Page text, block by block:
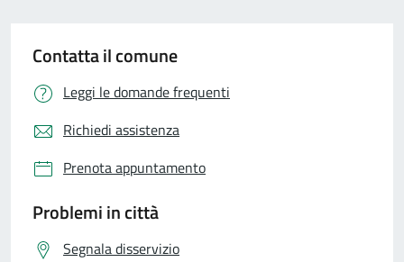
Contatta il comune
Leggi le domande frequenti
Richiedi assistenza
Prenota appuntamento
Problemi in città
Segnala disservizio